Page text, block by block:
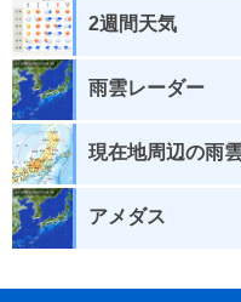
2週間天気
雨雲レーダー
現在地周辺の雨
アメダス